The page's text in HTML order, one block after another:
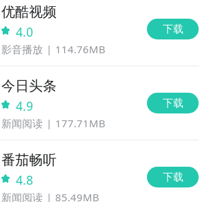
优酷视频
4.0
影音播放 114.76MB
下载
今日头条
4.9
新闻阅读 177.71MB
下载
番茄畅听
4.8
新闻阅读 85.49MB
下载